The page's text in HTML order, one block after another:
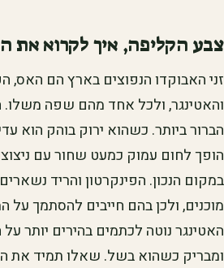
צבע הקליפה, איך לקרוא את
זני האבוקדו הנפוצים בארץ הם האס,
והאטינגר, ולכל אחד מהם שפה
הברור ביותר. כשהוא ירוק בוהק הוא
הופך לחום עמוק כמעט שחור עם
במקום הנכון. הפינקרטון והריד
מוכנים, ולכן בהם חייבים להסתמך על
האטינגר נוטה לכתמים בהירים יותר
ומבריק כשהוא בשל. שאלו תמיד את